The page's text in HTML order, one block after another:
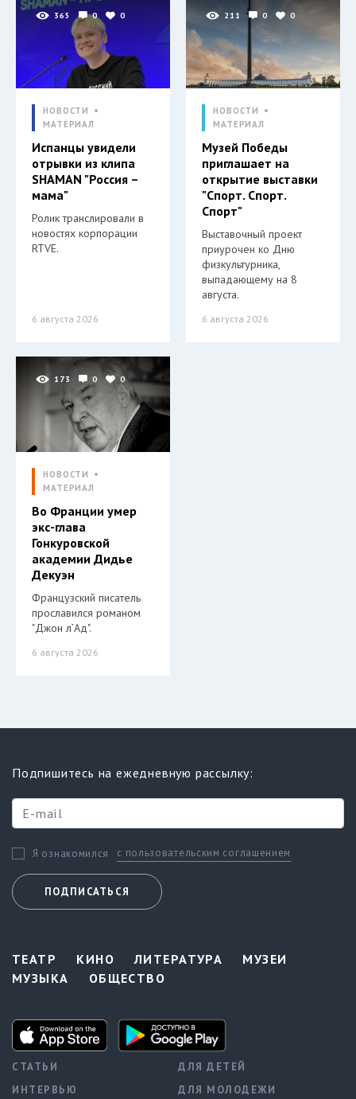
365 0 0
НОВОСТИ
МАТЕРИАЛ
Испанцы увидели
отрывки из клипа
SHAMAN "Россия –
мама"
Ролик транслировали в
новостях корпорации
RTVE.
6 августа 2026
211 0 0
НОВОСТИ
МАТЕРИАЛ
Музей Победы
приглашает на
открытие выставки
"Спорт. Спорт.
Спорт"
Выставочный проект
приурочен ко Дню
физкультурника,
выпадающему на 8
августа.
6 августа 2026
173 0 0
НОВОСТИ
МАТЕРИАЛ
Во Франции умер
экс-глава
Гонкуровской
академии Дидье
Декуэн
Французский писатель
прославился романом
"Джон л’Ад".
6 августа 2026
Подпишитесь на ежедневную рассылку:
Я ознакомился с пользовательским соглашением
ПОДПИСАТЬСЯ
ТЕАТР КИНО ЛИТЕРАТУРА
МУЗЕИ
МУЗЫКА
ОБЩЕСТВО
СТАТЬИ
ИНТЕРВЬЮ
ДЛЯ ДЕТЕЙ
ДЛЯ МОЛОДЕЖИ